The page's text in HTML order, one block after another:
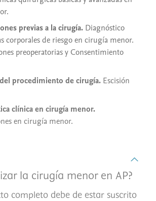
previas a la cirugía. Diagnóstico
corporales de riesgo en cirugía menor.
preoperatorias y Consentimiento
procedimiento de cirugía. Escisión
clínica en cirugía menor.
en cirugía menor.
la cirugía menor en AP?
completo debe de estar suscrito